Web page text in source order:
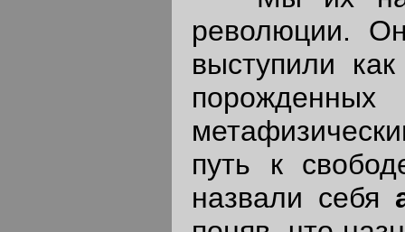
революции.
выступили
путь к
назвали себя